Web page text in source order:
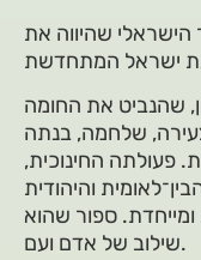
הישראלי שהיווה את
שהנביט את החומה
שלחמה, בנתה
פעולתה החינוכית,
והיהודית
ספור שהוא
שילוב של אדם ועם.